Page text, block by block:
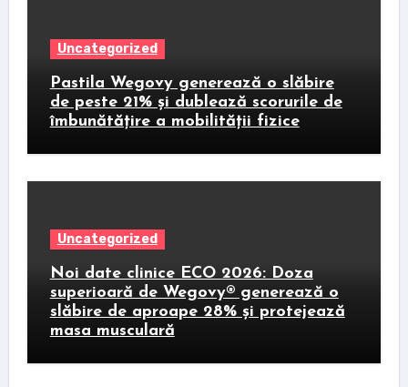
Uncategorized
Pastila Wegovy generează o slăbire
de peste 21% și dublează scorurile de
îmbunătățire a mobilității fizice
Uncategorized
Noi date clinice ECO 2026: Doza
superioară de Wegovy® generează o
slăbire de aproape 28% și protejează
masa musculară